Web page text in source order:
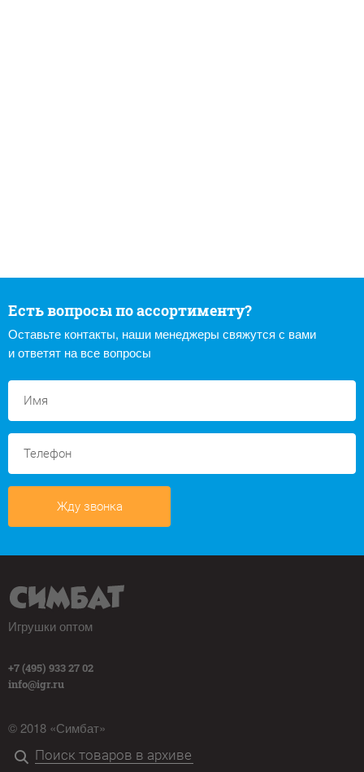
Есть вопросы по ассортименту?
Оставьте контакты, наши менеджеры свяжутся с вами
и ответят на все вопросы
Жду звонка
Игрушки оптом
+7 (495) 933 27 02
info@igr.ru
© 2018 «Симбат»